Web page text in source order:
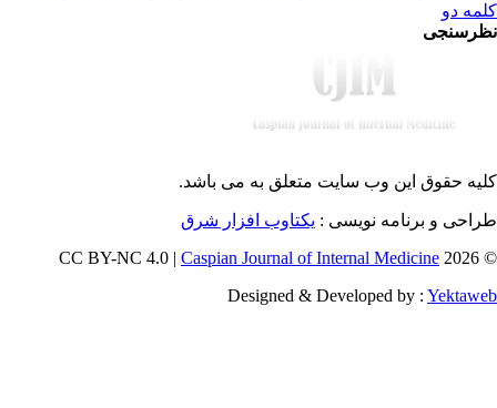
دو
حقوق این وب سایت متعلق بهمی باشد.
و برنامه نویسی : یکتاوب افزار شرق
©
Caspian Journal of Internal Medicine
Designed & Developed by :